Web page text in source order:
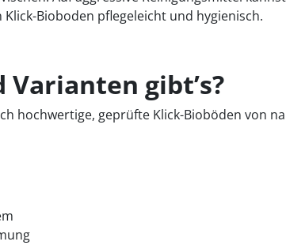
Bioboden pflegeleicht und hygienisch.
gibt’s?
hochwertige, geprüfte Klick-Bioböden von